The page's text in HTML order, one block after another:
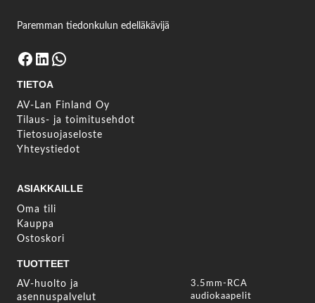
Paremman tiedonkulun edelläkävijä
Facebook LinkedIn WhatsApp
TIETOA
AV-Lan Finland Oy
Tilaus- ja toimitusehdot
Tietosuojaseloste
Yhteystiedot
ASIAKKAILLE
Oma tili
Kauppa
Ostoskori
TUOTTEET
AV-huolto ja
asennuspalvelut
3.5mm-RCA
audiokaapelit